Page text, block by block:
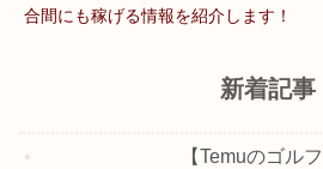
合間にも稼げる情報を紹介します！
新着記事
【Temuのゴル